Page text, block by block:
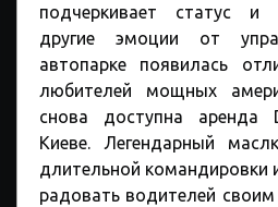
подчеркивает статус и
другие эмоции от
автопарке появилась
любителей мощных
снова доступна аренда
Киеве. Легендарный
длительной командировки
радовать водителей